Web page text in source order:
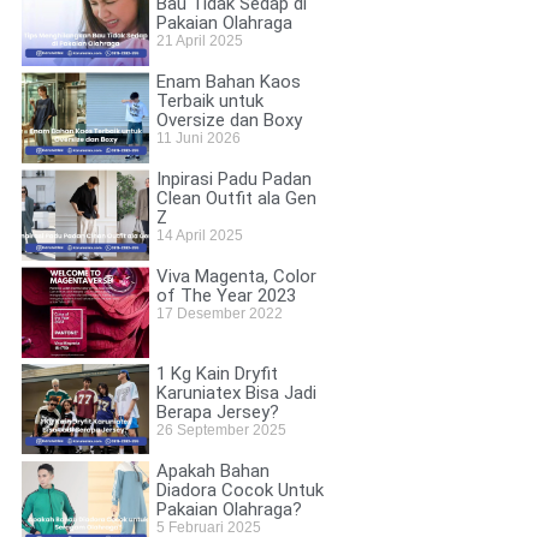
Pakaian Olahraga
21 April 2025
Enam Bahan Kaos
Terbaik untuk
Oversize dan Boxy
11 Juni 2026
Inpirasi Padu Padan
Clean Outfit ala Gen
Z
14 April 2025
Viva Magenta, Color
of The Year 2023
17 Desember 2022
1 Kg Kain Dryfit
Karuniatex Bisa Jadi
Berapa Jersey?
26 September 2025
Apakah Bahan
Diadora Cocok Untuk
Pakaian Olahraga?
5 Februari 2025